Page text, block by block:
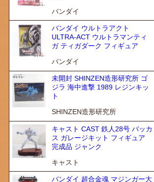
バンダイ
バンダイ ウルトラアクト
ULTRA-ACT ウルトラマンティ
ガ ティガダーク フィギュア
バンダイ
未開封 SHINZEN造形研究所 ゴ
ジラ 海中進撃 1989 レジンキッ
ト
SHINZEN造形研究所
キャスト CAST 鉄人28号 バッカ
ス ガレージキット フィギュア
完成品 ジャンク
キャスト
バンダイ 超合金魂 マジンガー大